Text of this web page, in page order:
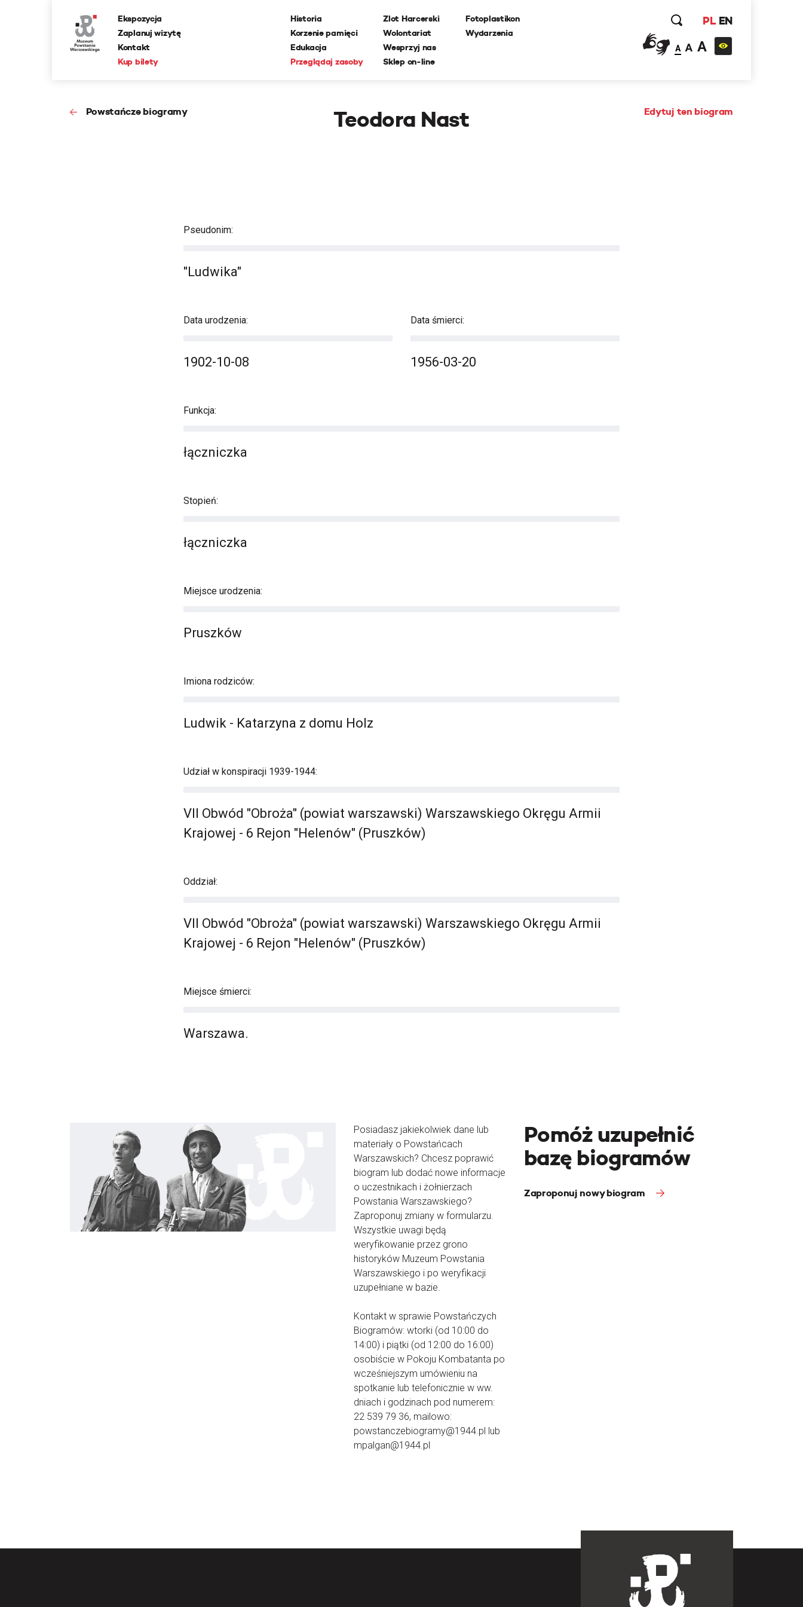
Ekspozycja
Zaplanuj wizytę
Kontakt
Kup bilety
Historia
Korzenie pamięci
Edukacja
Przeglądaj zasoby
Zlot Harcerski
Wolontariat
Wesprzyj nas
Sklep on-line
Fotoplastikon
Wydarzenia
PL EN
A A A
Powstańcze biogramy Edytuj ten biogram
Teodora Nast
Pseudonim:
"Ludwika"
Data urodzenia:
1902-10-08
Data śmierci:
1956-03-20
Funkcja:
łączniczka
Stopień:
łączniczka
Miejsce urodzenia:
Pruszków
Imiona rodziców:
Ludwik - Katarzyna z domu Holz
Udział w konspiracji 1939-1944:
VII Obwód "Obroża" (powiat warszawski) Warszawskiego Okręgu Armii
Krajowej - 6 Rejon "Helenów" (Pruszków)
Oddział:
VII Obwód "Obroża" (powiat warszawski) Warszawskiego Okręgu Armii
Krajowej - 6 Rejon "Helenów" (Pruszków)
Miejsce śmierci:
Warszawa.
Posiadasz jakiekolwiek dane lub
materiały o Powstańcach
Warszawskich? Chcesz poprawić
biogram lub dodać nowe informacje
o uczestnikach i żołnierzach
Powstania Warszawskiego?
Zaproponuj zmiany w formularzu.
Wszystkie uwagi będą
weryfikowanie przez grono
historyków Muzeum Powstania
Warszawskiego i po weryfikacji
uzupełniane w bazie.
Kontakt w sprawie Powstańczych
Biogramów: wtorki (od 10:00 do
14:00) i piątki (od 12:00 do 16:00)
osobiście w Pokoju Kombatanta po
wcześniejszym umówieniu na
spotkanie lub telefonicznie w ww.
dniach i godzinach pod numerem:
22 539 79 36, mailowo:
powstanczebiogramy@1944.pl lub
mpalgan@1944.pl
Pomóż uzupełnić
bazę biogramów
Zaproponuj nowy biogram